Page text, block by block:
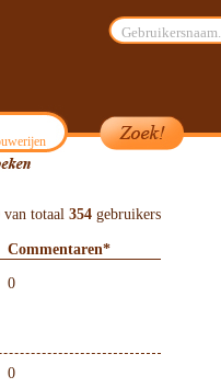
van totaal 354 gebruikers
Commentaren*
0
0